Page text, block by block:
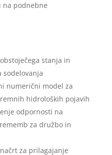
podnebne
stanja in
sodelovanja
numerični model za
hidroloških pojavih
odpornosti na
za družbo in
za prilagajanje